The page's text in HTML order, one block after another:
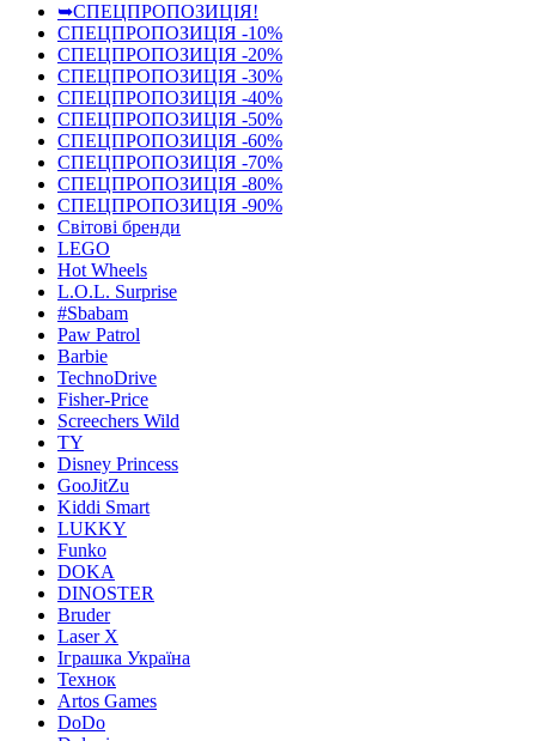
➥СПЕЦПРОПОЗИЦІЯ!
СПЕЦПРОПОЗИЦІЯ -10%
СПЕЦПРОПОЗИЦІЯ -20%
СПЕЦПРОПОЗИЦІЯ -30%
СПЕЦПРОПОЗИЦІЯ -40%
СПЕЦПРОПОЗИЦІЯ -50%
СПЕЦПРОПОЗИЦІЯ -60%
СПЕЦПРОПОЗИЦІЯ -70%
СПЕЦПРОПОЗИЦІЯ -80%
СПЕЦПРОПОЗИЦІЯ -90%
Світові бренди
LEGO
Hot Wheels
L.O.L. Surprise
#Sbabam
Paw Patrol
Barbie
TechnoDrive
Fisher-Price
Screechers Wild
TY
Disney Princess
GooJitZu
Kiddi Smart
LUKKY
Funko
DOKA
DINOSTER
Bruder
Laser X
Іграшка Україна
Технок
Artos Games
DoDo